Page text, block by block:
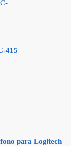
415
para Logitech